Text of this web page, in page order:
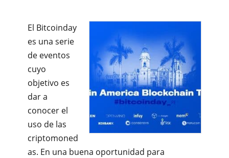
El Bitcoinday
es una serie
de eventos
cuyo
objetivo es
dar a
conocer el
uso de las
criptomoned
as. En una buena oportunidad para